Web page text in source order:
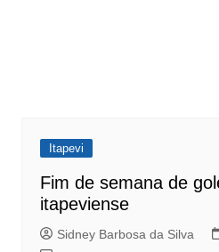
Itapevi
Fim de semana de
itapeviense
Sidney Barbosa da Silva